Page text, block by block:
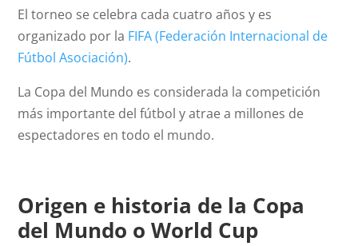
El torneo se celebra cada cuatro años y es
organizado por la FIFA (Federación Internacional de
Fútbol Asociación).
La Copa del Mundo es considerada la competición
más importante del fútbol y atrae a millones de
espectadores en todo el mundo.
Origen e historia de la Copa
del Mundo o World Cup